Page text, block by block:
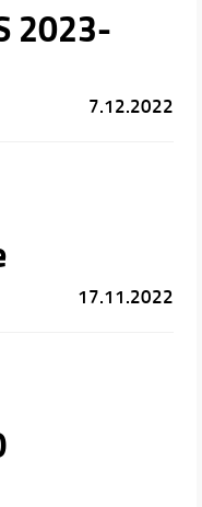
2023-
7.12.2022
17.11.2022